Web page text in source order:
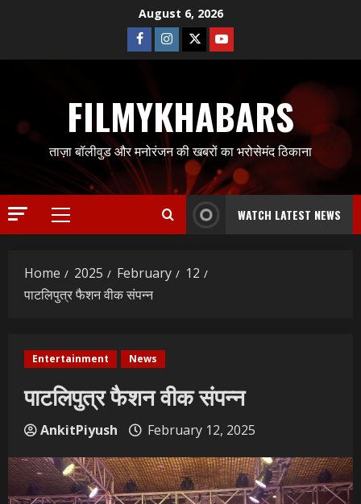
August 6, 2026
Facebook
Instagram
TwitterYoutube
FILMYKHABARS
ताज़ा बॉलीवुड और मनोरंजन की खबरों का भरोसेमंद ठिकाना
Primary
WATCH LATEST NEWS
Home 2025 February
12
पाटलिपुत्र फैशन वीक संपन्न
Entertainment News
पाटलिपुत्र फैशन वीक संपन्न
AnkitPiyush February 12, 2025